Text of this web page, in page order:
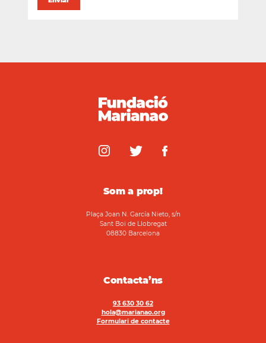
Som a prop!
Plaça Joan N. García Nieto, s/n
Sant Boi de Llobregat
08830 Barcelona
Contacta’ns
93 630 30 62
hola@marianao.org
Formulari de contacte